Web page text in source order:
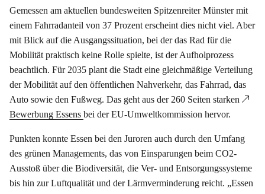
Gemessen am aktuellen bundesweiten Spitzenreiter Münster mit
einem Fahrradanteil von 37 Prozent erscheint dies nicht viel. Aber
mit Blick auf die Ausgangssituation, bei der das Rad für die
Mobilität praktisch keine Rolle spielte, ist der Aufholprozess
beachtlich. Für 2035 plant die Stadt eine gleichmäßige Verteilung
der Mobilität auf den öffentlichen Nahverkehr, das Fahrrad, das
Auto sowie den Fußweg. Das geht aus der 260 Seiten starken
Bewerbung Essens bei der EU-Umweltkommission hervor.
Punkten konnte Essen bei den Juroren auch durch den Umfang
des grünen Managements, das von Einsparungen beim CO2-
Ausstoß über die Biodiversität, die Ver- und Entsorgungssysteme
bis hin zur Luftqualität und der Lärmverminderung reicht. „Essen